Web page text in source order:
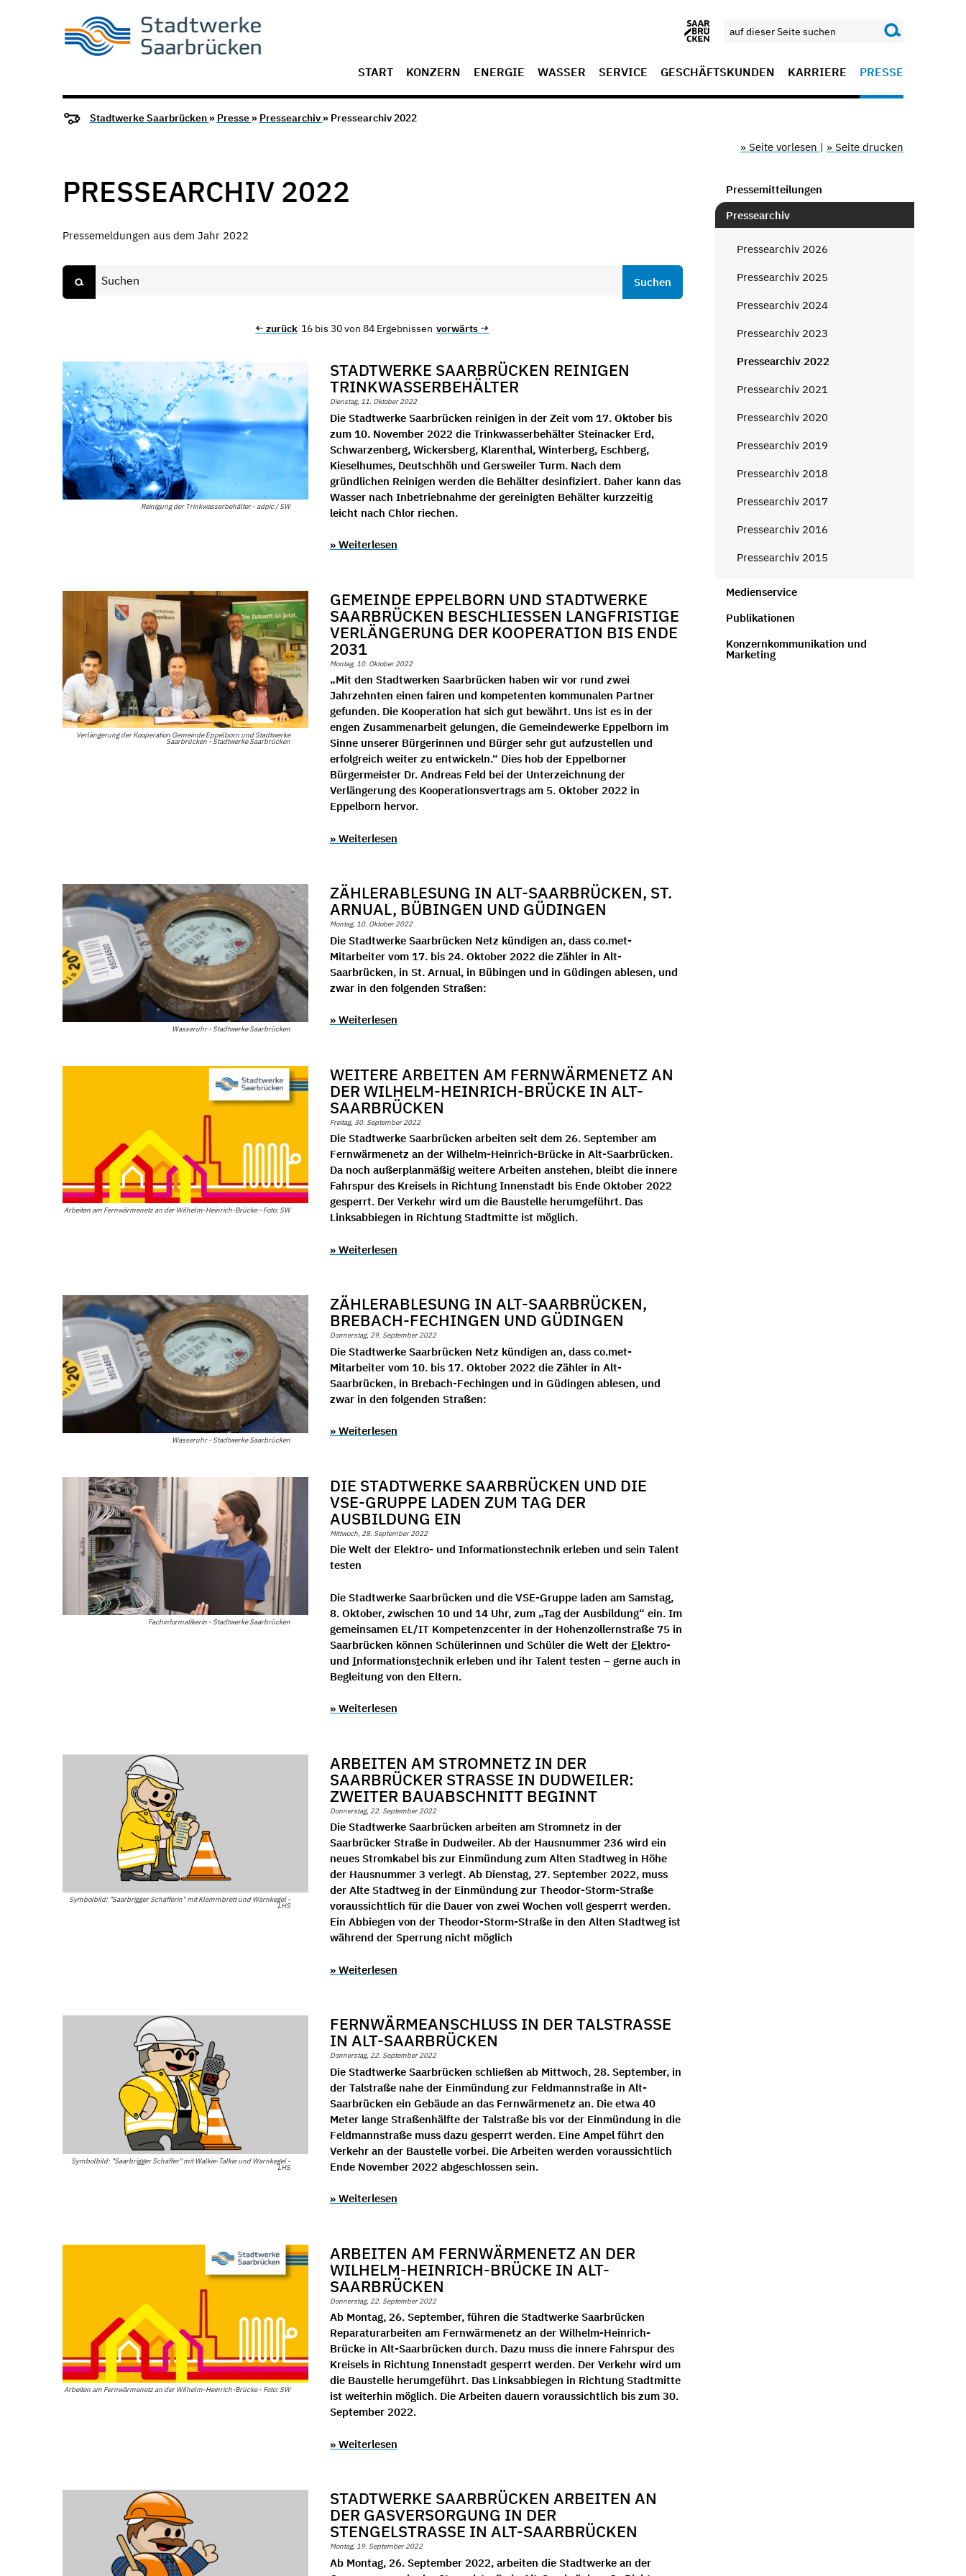
START KONZERN ENERGIE WASSER SERVICE GESCHÄFTSKUNDEN KARRIERE PRESSE
Stadtwerke Saarbrücken » Presse » Pressearchiv » Pressearchiv 2022
» Seite vorlesen | » Seite drucken
PRESSEARCHIV 2022
Pressemeldungen aus dem Jahr 2022
← zurück 16 bis 30 von 84 Ergebnissen vorwärts →
Reinigung der Trinkwasserbehälter - adpic / SW
STADTWERKE SAARBRÜCKEN REINIGEN
TRINKWASSERBEHÄLTER
Dienstag, 11. Oktober 2022
Die Stadtwerke Saarbrücken reinigen in der Zeit vom 17. Oktober bis
zum 10. November 2022 die Trinkwasserbehälter Steinacker Erd,
Schwarzenberg, Wickersberg, Klarenthal, Winterberg, Eschberg,
Kieselhumes, Deutschhöh und Gersweiler Turm. Nach dem
gründlichen Reinigen werden die Behälter desinfiziert. Daher kann das
Wasser nach Inbetriebnahme der gereinigten Behälter kurzzeitig
leicht nach Chlor riechen.
» Weiterlesen
Verlängerung der Kooperation Gemeinde Eppelborn und Stadtwerke
Saarbrücken - Stadtwerke Saarbrücken
GEMEINDE EPPELBORN UND STADTWERKE
SAARBRÜCKEN BESCHLIESSEN LANGFRISTIGE V
ERLÄNGERUNG DER KOOPERATION BIS ENDE 2
031
Montag, 10. Oktober 2022
„Mit den Stadtwerken Saarbrücken haben wir vor rund zwei
Jahrzehnten einen fairen und kompetenten kommunalen Partner
gefunden. Die Kooperation hat sich gut bewährt. Uns ist es in der
engen Zusammenarbeit gelungen, die Gemeindewerke Eppelborn im
Sinne unserer Bürgerinnen und Bürger sehr gut aufzustellen und
erfolgreich weiter zu entwickeln.“ Dies hob der Eppelborner
Bürgermeister Dr. Andreas Feld bei der Unterzeichnung der
Verlängerung des Kooperationsvertrags am 5. Oktober 2022 in
Eppelborn hervor.
» Weiterlesen
Wasseruhr - Stadtwerke Saarbrücken
ZÄHLERABLESUNG IN ALT-SAARBRÜCKEN, ST.
ARNUAL, BÜBINGEN UND GÜDINGEN
Montag, 10. Oktober 2022
Die Stadtwerke Saarbrücken Netz kündigen an, dass co.met-
Mitarbeiter vom 17. bis 24. Oktober 2022 die Zähler in Alt-
Saarbrücken, in St. Arnual, in Bübingen und in Güdingen ablesen, und
zwar in den folgenden Straßen:
» Weiterlesen
Arbeiten am Fernwärmenetz an der Wilhelm-Heinrich-Brücke - Foto: SW
WEITERE ARBEITEN AM FERNWÄRMENETZ AN
DER WILHELM-HEINRICH-BRÜCKE IN ALT-
SAARBRÜCKEN
Freitag, 30. September 2022
Die Stadtwerke Saarbrücken arbeiten seit dem 26. September am
Fernwärmenetz an der Wilhelm-Heinrich-Brücke in Alt-Saarbrücken.
Da noch außerplanmäßig weitere Arbeiten anstehen, bleibt die innere
Fahrspur des Kreisels in Richtung Innenstadt bis Ende Oktober 2022
gesperrt. Der Verkehr wird um die Baustelle herumgeführt. Das
Linksabbiegen in Richtung Stadtmitte ist möglich.
» Weiterlesen
Wasseruhr - Stadtwerke Saarbrücken
ZÄHLERABLESUNG IN ALT-SAARBRÜCKEN,
BREBACH-FECHINGEN UND GÜDINGEN
Donnerstag, 29. September 2022
Die Stadtwerke Saarbrücken Netz kündigen an, dass co.met-
Mitarbeiter vom 10. bis 17. Oktober 2022 die Zähler in Alt-
Saarbrücken, in Brebach-Fechingen und in Güdingen ablesen, und
zwar in den folgenden Straßen:
» Weiterlesen
Fachinformatikerin - Stadtwerke Saarbrücken
DIE STADTWERKE SAARBRÜCKEN UND DIE
VSE-GRUPPE LADEN ZUM TAG DER
AUSBILDUNG EIN
Mittwoch, 28. September 2022
Die Welt der Elektro- und Informationstechnik erleben und sein Talent
testen
Die Stadtwerke Saarbrücken und die VSE-Gruppe laden am Samstag,
8. Oktober, zwischen 10 und 14 Uhr, zum „Tag der Ausbildung“ ein. Im
gemeinsamen EL/IT Kompetenzcenter in der Hohenzollernstraße 75 in
Saarbrücken können Schülerinnen und Schüler die Welt der Elektro-
und Informationstechnik erleben und ihr Talent testen – gerne auch in
Begleitung von den Eltern.
» Weiterlesen
Symbolbild: "Saarbrigger Schafferin" mit Klemmbrett und Warnkegel -
LHS
ARBEITEN AM STROMNETZ IN DER
SAARBRÜCKER STRASSE IN DUDWEILER: Z
WEITER BAUABSCHNITT BEGINNT
Donnerstag, 22. September 2022
Die Stadtwerke Saarbrücken arbeiten am Stromnetz in der
Saarbrücker Straße in Dudweiler. Ab der Hausnummer 236 wird ein
neues Stromkabel bis zur Einmündung zum Alten Stadtweg in Höhe
der Hausnummer 3 verlegt. Ab Dienstag, 27. September 2022, muss
der Alte Stadtweg in der Einmündung zur Theodor-Storm-Straße
voraussichtlich für die Dauer von zwei Wochen voll gesperrt werden.
Ein Abbiegen von der Theodor-Storm-Straße in den Alten Stadtweg ist
während der Sperrung nicht möglich
» Weiterlesen
Symbolbild: "Saarbrigger Schaffer" mit Walkie-Talkie und Warnkegel -
LHS
FERNWÄRMEANSCHLUSS IN DER TALSTRASSE I
N ALT-SAARBRÜCKEN
Donnerstag, 22. September 2022
Die Stadtwerke Saarbrücken schließen ab Mittwoch, 28. September, in
der Talstraße nahe der Einmündung zur Feldmannstraße in Alt-
Saarbrücken ein Gebäude an das Fernwärmenetz an. Die etwa 40
Meter lange Straßenhälfte der Talstraße bis vor der Einmündung in die
Feldmannstraße muss dazu gesperrt werden. Eine Ampel führt den
Verkehr an der Baustelle vorbei. Die Arbeiten werden voraussichtlich
Ende November 2022 abgeschlossen sein.
» Weiterlesen
Arbeiten am Fernwärmenetz an der Wilhelm-Heinrich-Brücke - Foto: SW
ARBEITEN AM FERNWÄRMENETZ AN DER
WILHELM-HEINRICH-BRÜCKE IN ALT-
SAARBRÜCKEN
Donnerstag, 22. September 2022
Ab Montag, 26. September, führen die Stadtwerke Saarbrücken
Reparaturarbeiten am Fernwärmenetz an der Wilhelm-Heinrich-
Brücke in Alt-Saarbrücken durch. Dazu muss die innere Fahrspur des
Kreisels in Richtung Innenstadt gesperrt werden. Der Verkehr wird um
die Baustelle herumgeführt. Das Linksabbiegen in Richtung Stadtmitte
ist weiterhin möglich. Die Arbeiten dauern voraussichtlich bis zum 30.
September 2022.
» Weiterlesen
STADTWERKE SAARBRÜCKEN ARBEITEN AN
DER GASVERSORGUNG IN DER
STENGELSTRASSE IN ALT-SAARBRÜCKEN
Montag, 19. September 2022
Ab Montag, 26. September 2022, arbeiten die Stadtwerke an der
Pressemitteilungen
Pressearchiv
Pressearchiv 2026
Pressearchiv 2025
Pressearchiv 2024
Pressearchiv 2023
Pressearchiv 2022
Pressearchiv 2021
Pressearchiv 2020
Pressearchiv 2019
Pressearchiv 2018
Pressearchiv 2017
Pressearchiv 2016
Pressearchiv 2015
Medienservice
Publikationen
Konzernkommunikation und
Marketing